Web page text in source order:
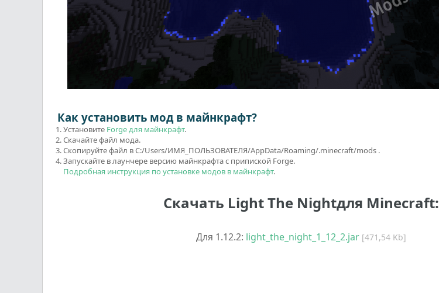
Как установить мод в майнкрафт?
Установите Forge для майнкрафт.
Скачайте файл мода.
Скопируйте файл в C:/Users/ИМЯ_ПОЛЬЗОВАТЕЛЯ/AppData/Roaming/.minecraft/mods .
Запускайте в лаунчере версию майнкрафта с припиской Forge.
Подробная инструкция по установке модов в майнкрафт.
Скачать Light The Nightдля Minecraft:
Для 1.12.2: light_the_night_1_12_2.jar [471,54 Kb]